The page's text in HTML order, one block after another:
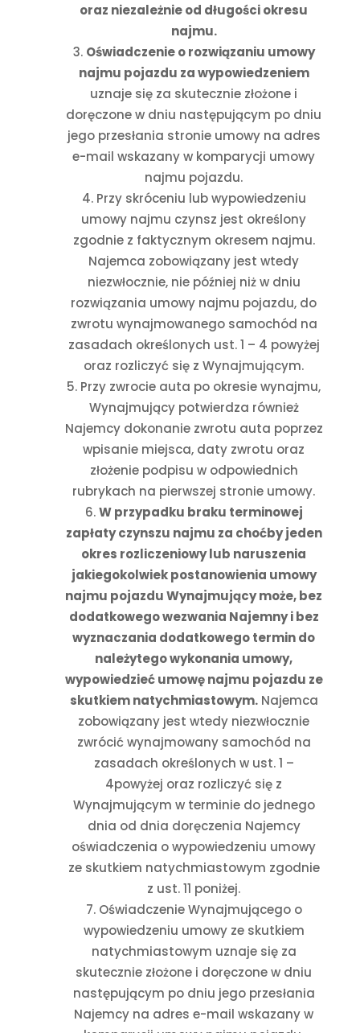
oraz niezależnie od długości okresu
najmu.
Oświadczenie o rozwiązaniu umowy
najmu pojazdu za wypowiedzeniem
uznaje się za skutecznie złożone i
doręczone w dniu następującym po dniu
jego przesłania stronie umowy na adres
e-mail wskazany w komparycji umowy
najmu pojazdu.
Przy skróceniu lub wypowiedzeniu
umowy najmu czynsz jest określony
zgodnie z faktycznym okresem najmu.
Najemca zobowiązany jest wtedy
niezwłocznie, nie później niż w dniu
rozwiązania umowy najmu pojazdu, do
zwrotu wynajmowanego samochód na
zasadach określonych ust. 1 – 4 powyżej
oraz rozliczyć się z Wynajmującym.
Przy zwrocie auta po okresie wynajmu,
Wynajmujący potwierdza również
Najemcy dokonanie zwrotu auta poprzez
wpisanie miejsca, daty zwrotu oraz
złożenie podpisu w odpowiednich
rubrykach na pierwszej stronie umowy.
W przypadku braku terminowej
zapłaty czynszu najmu za choćby jeden
okres rozliczeniowy lub naruszenia
jakiegokolwiek postanowienia umowy
najmu pojazdu Wynajmujący może, bez
dodatkowego wezwania Najemny i bez
wyznaczania dodatkowego termin do
należytego wykonania umowy,
wypowiedzieć umowę najmu pojazdu ze
skutkiem natychmiastowym.Najemca
zobowiązany jest wtedy niezwłocznie
zwrócić wynajmowany samochód na
zasadach określonych w ust. 1 –
4powyżej oraz rozliczyć się z
Wynajmującym w terminie do jednego
dnia od dnia doręczenia Najemcy
oświadczenia o wypowiedzeniu umowy
ze skutkiem natychmiastowym zgodnie
z ust. 11 poniżej.
Oświadczenie Wynajmującego o
wypowiedzeniu umowy ze skutkiem
natychmiastowym uznaje się za
skutecznie złożone i doręczone w dniu
następującym po dniu jego przesłania
Najemcy na adres e-mail wskazany w